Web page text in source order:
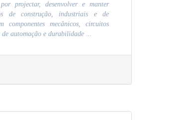
projectar, desenvolver e manter
de construção, industriais e de
componentes mecânicos, circuitos
de automação e durabilidade ...